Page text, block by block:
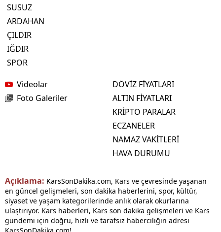
SUSUZ
ARDAHAN
ÇILDIR
IĞDIR
SPOR
Videolar
Foto Galeriler
DÖVİZ FİYATLARI
ALTIN FİYATLARI
KRİPTO PARALAR
ECZANELER
NAMAZ VAKİTLERİ
HAVA DURUMU
Açıklama: KarsSonDakika.com, Kars ve çevresinde yaşanan
en güncel gelişmeleri, son dakika haberlerini, spor, kültür,
siyaset ve yaşam kategorilerinde anlık olarak okurlarına
ulaştırıyor. Kars haberleri, Kars son dakika gelişmeleri ve Kars
gündemi için doğru, hızlı ve tarafsız haberciliğin adresi
KarsSonDakika.com!